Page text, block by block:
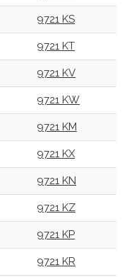
9721 KS
9721 KT
9721 KV
9721 KW
9721 KM
9721 KX
9721 KN
9721 KZ
9721 KP
9721 KR